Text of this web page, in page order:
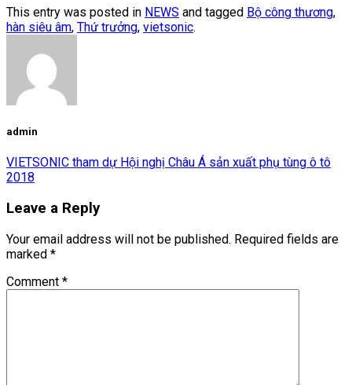
This entry was posted in NEWS and tagged Bộ công thương,
hàn siêu âm, Thứ trưởng, vietsonic.
admin
VIETSONIC tham dự Hội nghị Châu Á sản xuất phụ tùng ô tô
2018
Leave a Reply
Your email address will not be published. Required fields are
marked *
Comment *